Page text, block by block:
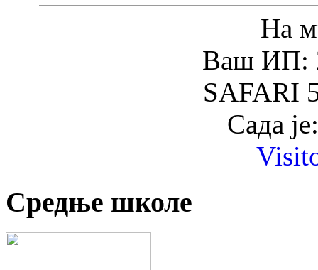
На
Ваш ИП:
SAFARI
Сада
Средње школе